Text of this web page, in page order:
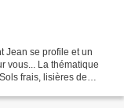
Jean se profile et un
vous... La thématique
frais, lisières de